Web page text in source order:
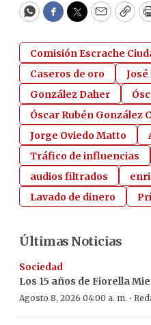
WhatsApp
Facebook
Twitter
Email
Comisión Escrache
Caseros de oro
González Daher
Óscar Rubén González
Jorge Oviedo Matto
Tráfico de influencias
audios filtrados
Lavado de dinero
Últimas Noticias
Sociedad
Los 15 años de Fiorella
Agosto 8, 2026 04:00 a. m. ·